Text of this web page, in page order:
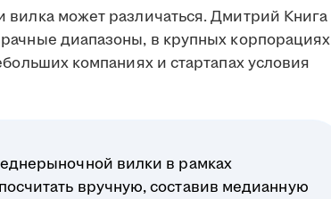
вилка может различаться. Дмитрий Книга
диапазоны, в крупных корпорациях
компаниях и стартапах условия
вилки в рамках
вручную, составив медианную